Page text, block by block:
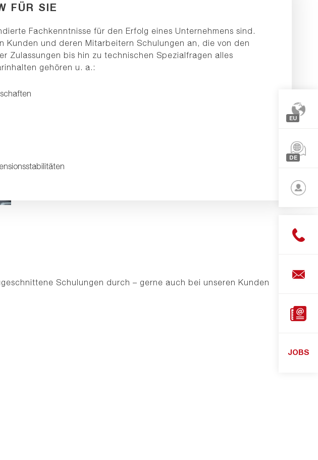
EU
DE
English
Shop
FÜR SIE
Fachkenntnisse für den Erfolg eines Unternehmens sind.
Kunden und deren Mitarbeitern Schulungen an, die von den
Zulassungen bis hin zu technischen Spezialfragen alles
gehören u. a.:
Schulungen durch – gerne auch bei unseren Kunden
JOBS